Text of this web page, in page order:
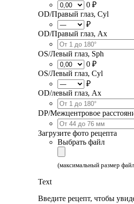
0 ₽
OD/Правый глаз, Cyl
₽
OD/Правый глаз, Ax
OS/Левый глаз, Sph
0 ₽
OS/Левый глаз, Cyl
₽
OD/левый глаз, Ax
DP/Межцентровое
Загрузите фото рецепта
Выбрать файл
(максимальный размер
Text
Введите рецепт, чтобы